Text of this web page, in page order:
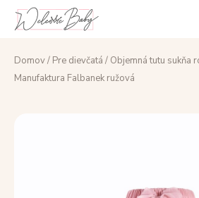
Domov/ Pre dievčatá / Objemná tutu sukňa
Manufaktura Falbanek ružová